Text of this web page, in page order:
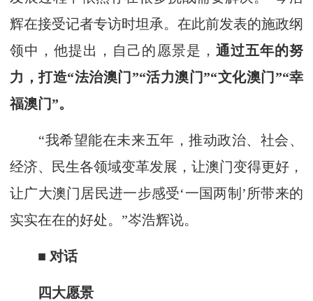
辉在接受记者专访时坦承。在此前发表的施政纲
领中，他提出，自己的愿景是， 通过五年的努
力，打造“法治澳门”“活力澳门”“文化澳门”“幸
福澳门”。
“我希望能在未来五年，推动政治、社会、
经济、民生各领域变革发展，让澳门变得更好，
让广大澳门居民进一步感受‘一国两制’所带来的
实实在在的好处。”岑浩辉说。
■ 对话
四大愿景